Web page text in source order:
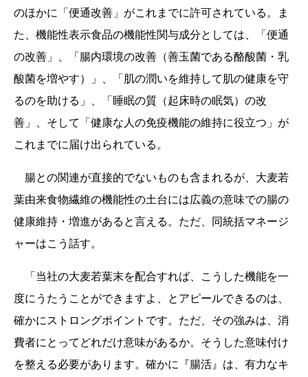
のほかに「便通改善」がこれまでに許可されている。ま
た、機能性表示食品の機能性関与成分としては、「便通
の改善」、「腸内環境の改善（善玉菌である酪酸菌・乳
酸菌を増やす）」、「肌の潤いを維持して肌の健康を守
るのを助ける」、「睡眠の質（起床時の眠気）の改
善」、そして「健康な人の免疫機能の維持に役立つ」が
これまでに届け出られている。
腸との関連が直接的でないものも含まれるが、大麦若
葉由来食物繊維の機能性の土台には広義の意味での腸の
健康維持・増進があると言える。ただ、同統括マネージ
ャーはこう話す。
「当社の大麦若葉末を配合すれば、こうした機能を一
度にうたうことができますよ、とアピールできるのは、
確かにストロングポイントです。ただ、その強みは、消
費者にとってどれだけ意味があるか。そうした意味付け
を整える必要があります。確かに『腸活』は、有力なキ